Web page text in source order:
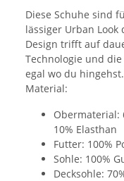
Diese Schuhe sind
lässiger Urban
Design trifft auf
Technologie und
egal wo du hingehst.
Material:
Obermaterial:
10% Elasthan
Futter: 100%
Sohle: 100%
Decksohle: